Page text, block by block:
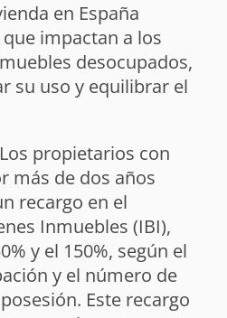
en España
impactan a los
desocupados,
su uso y equilibrar el
propietarios con
más de dos años
recargo en el
Inmuebles (IBI),
y el 150%, según el
y el número de
Este recargo